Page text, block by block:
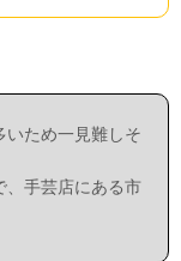
いため一見難しそ
、手芸店にある市